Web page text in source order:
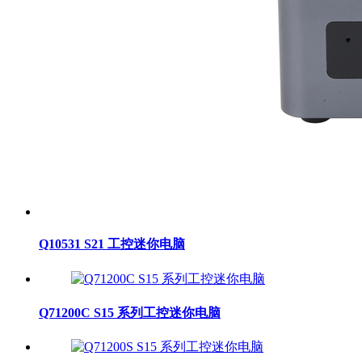
Q10531 S21 工控迷你电脑
Q71200C S15 系列工控迷你电脑